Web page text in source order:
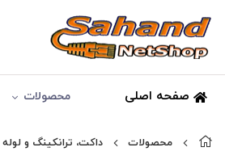
صفحه اصلی محصولات
محصولات داکت، ترانکینگ و لوله